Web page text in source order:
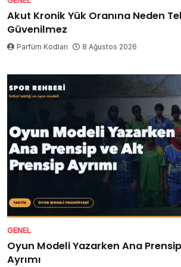
Akut Kronik Yük Oranına Neden
Güvenilmez
Parfüm Kodları 8 Ağustos 2026
GENEL
Oyun Modeli Yazarken Ana
Ayrımı